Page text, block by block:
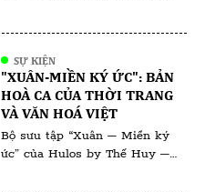
gia, nghệ nhân và đơn vị uy tín
trong ngành. Đứng sau thành
công của sự kiện là Trưởng ban
tổ chức – bà Bùi Thanh Thủy,
[…]
SỰ KIỆN
"XUÂN-MIỀN KÝ ỨC": BẢN
HOÀ CA CỦA THỜI TRANG
VÀ VĂN HOÁ VIỆT
Bộ sưu tập “Xuân – Miền ký
ức” của Hulos by Thế Huy –